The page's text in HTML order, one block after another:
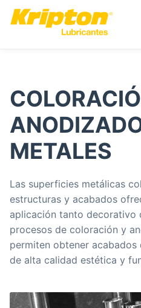
METALES
Las superficies metálicas
estructuras y acabados
aplicación tanto decorativo
procesos de coloración y
permiten obtener
de alta calidad estética y